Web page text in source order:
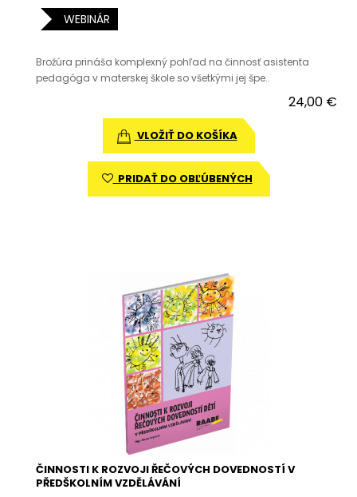
WEBINÁR
Brožúra prináša komplexný pohľad na činnosť asistenta
pedagóga v materskej škole so všetkými jej špe..
24,00 €
VLOŽIŤ DO KOŠÍKA
PRIDAŤ DO OBĽÚBENÝCH
ČINNOSTI K ROZVOJI ŘEČOVÝCH DOVEDNOSTÍ V
PŘEDŠKOLNÍM VZDĚLÁVÁNÍ